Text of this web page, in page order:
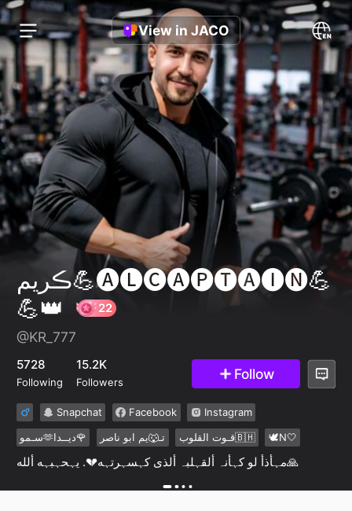
View in JACO
ڪريم💪🅐🅛🅒🅐🅟🅣🅐🅘🅝💪
💪👑
@KR_777
5728
Following
15.2K
Followers Follow
Snapchat Facebook
Instagram
سـمو🫶ديــدا🌹
تـ🐺يم ابو ناصر قـوت القلوب🇧🇭 🕊️N🤍
مہأذأ لو كہأنہ ألقہلبہ ألذى كہسہرتہه💔. يہحہبہه ألله🙏